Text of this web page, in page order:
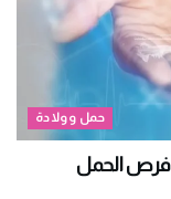
حمل وولادة
فرص الحمل